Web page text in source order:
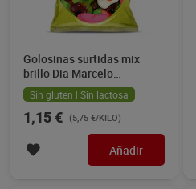
Golosinas surtidas mix
brillo Dia Marcelo
Caramelo 200 g
Sin gluten | Sin lactosa
1,15 € (5,75 €/KILO)
Añadir